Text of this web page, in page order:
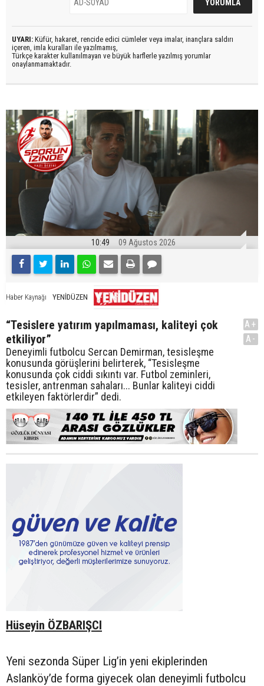
UYARI: Küfür, hakaret, rencide edici cümleler veya imalar, inançlara saldırı
içeren, imla kuralları ile yazılmamış,
Türkçe karakter kullanılmayan ve büyük harflerle yazılmış yorumlar
onaylanmamaktadır.
10:49 09 Ağustos 2026
Haber Kaynağı YENİDÜZEN
“Tesislere yatırım yapılmaması, kaliteyi çok
etkiliyor”
Deneyimli futbolcu Sercan Demirman, tesisleşme
konusunda görüşlerini belirterek, “Tesisleşme
konusunda çok ciddi sıkıntı var. Futbol zeminleri,
tesisler, antrenman sahaları... Bunlar kaliteyi ciddi
etkileyen faktörlerdir” dedi.
A+
A-
Hüseyin ÖZBARIŞCI
Yeni sezonda Süper Lig’in yeni ekiplerinden
Aslanköy’de forma giyecek olan deneyimli futbolcu